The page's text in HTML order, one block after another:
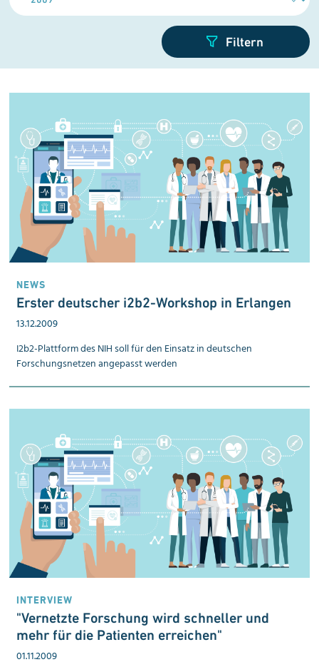
NEWS
Erster deutscher i2b2-Workshop in Erlangen
13.12.2009
I2b2-Plattform des NIH soll für den Einsatz in deutschen
Forschungs­netzen angepasst werden
INTERVIEW
"Vernetzte Forschung wird schneller und
mehr für die Patienten erreichen"
01.11.2009